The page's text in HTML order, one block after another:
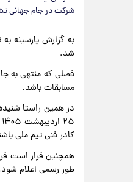
شرکت در جام جهانی
شد.
مسابقات باشد.
در همین راستا
کادر فنی تیم ملی
همچنین قرار است
طور رسمی اعلام